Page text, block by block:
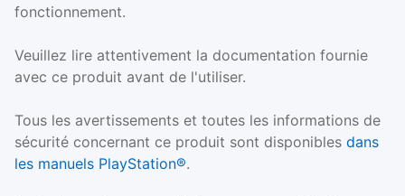
fonctionnement.
Veuillez lire attentivement la documentation fournie
avec ce produit avant de l'utiliser.
Tous les avertissements et toutes les informations de
sécurité concernant ce produit sont disponibles dans
les manuels PlayStation®.